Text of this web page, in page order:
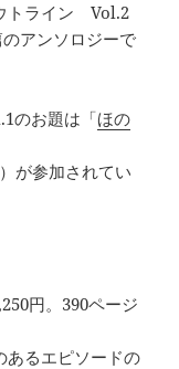
トライン Vol.2
アンソロジーで
のお題は「ほの
が参加されてい
円。390ページ
あるエピソードの